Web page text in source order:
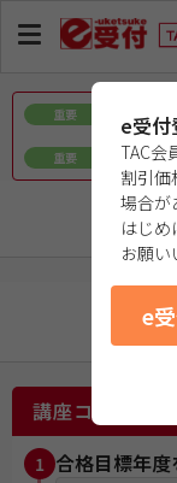
e受付
TAC会
割引価
場合が
はじめ
お願い
e
重要
令和8年
について
重要 ｅ会員証
講座コース選択
1 合格目標年度